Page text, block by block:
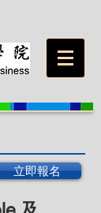
立即報名